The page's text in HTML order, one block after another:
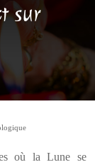
sur
où la Lune se